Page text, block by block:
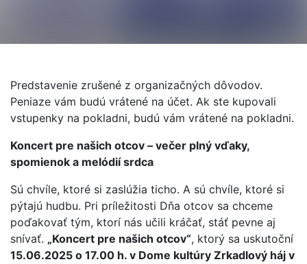
Predstavenie zrušené z organizačných dôvodov.
Peniaze vám budú vrátené na účet. Ak ste kupovali
vstupenky na pokladni, budú vám vrátené na pokladni.
Koncert pre našich otcov – večer plný vďaky,
spomienok a melódií srdca
Sú chvíle, ktoré si zaslúžia ticho. A sú chvíle, ktoré si
pýtajú hudbu. Pri príležitosti Dňa otcov sa chceme
poďakovať tým, ktorí nás učili kráčať, stáť pevne aj
snívať. „Koncert pre našich otcov“, ktorý sa uskutoční
15.06.2025 o 17.00 h. v Dome kultúry Zrkadlový háj v